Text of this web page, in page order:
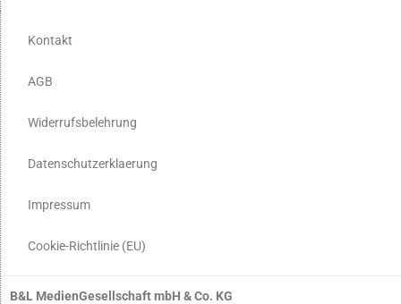
Kontakt
AGB
Widerrufsbelehrung
Datenschutzerklaerung
Impressum
Cookie-Richtlinie (EU)
B&L MedienGesellschaft mbH & Co. KG